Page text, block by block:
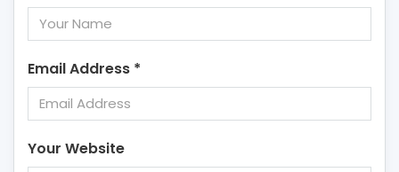
Email Address *
Your Website